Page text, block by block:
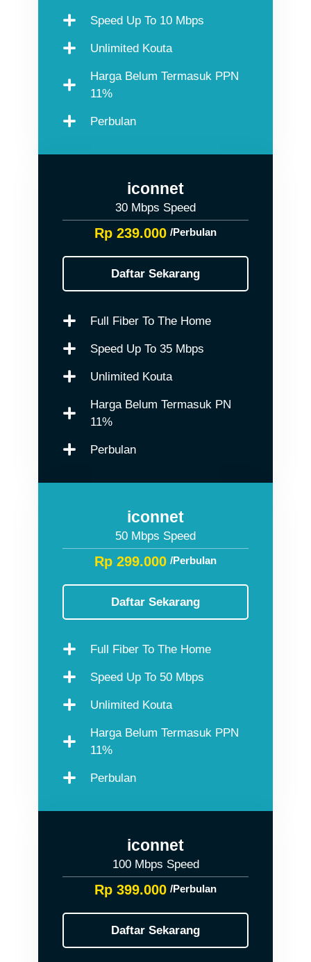
Speed Up To 10 Mbps
Unlimited Kouta
Harga Belum Termasuk PPN
11%
Perbulan
iconnet
30 Mbps Speed
Rp 239.000 /Perbulan
Daftar Sekarang
Full Fiber To The Home
Speed Up To 35 Mbps
Unlimited Kouta
Harga Belum Termasuk PN
11%
Perbulan
iconnet
50 Mbps Speed
Rp 299.000 /Perbulan
Daftar Sekarang
Full Fiber To The Home
Speed Up To 50 Mbps
Unlimited Kouta
Harga Belum Termasuk PPN
11%
Perbulan
iconnet
100 Mbps Speed
Rp 399.000 /Perbulan
Daftar Sekarang